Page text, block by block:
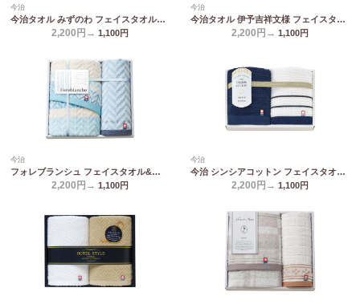
今治
今治タオル みずのわ フェイスタオル&ウォッシュタオル MZ30200
2,200円→ 1,100円
今治
今治タオル 伊予吉祥文様 フェイスタオル2P IM2045
2,200円→ 1,100円
今治
フォレブランシュ フェイスタオル&ウォッシュタオル HBM-2009
2,200円→ 1,100円
今治
今治 シンシアコットン フェイスタオル2P S-12200
2,200円→ 1,100円